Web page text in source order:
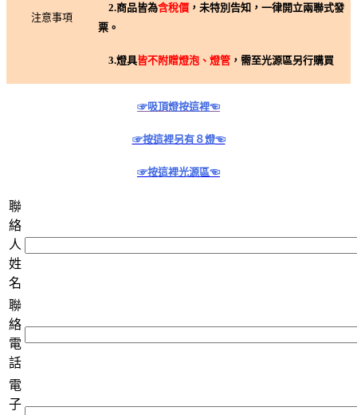
注意事項
2.商品皆為含稅價 ，未特別告知，一律開立兩聯式發
票。
3.燈具皆不附贈燈泡、燈管 ，需至光源區另行購買
☞吸頂燈按這裡☜
☞按這裡另有８燈☜
☞按這裡光源區☜
聯
絡
人
姓
名
聯
絡
電
話
電
子